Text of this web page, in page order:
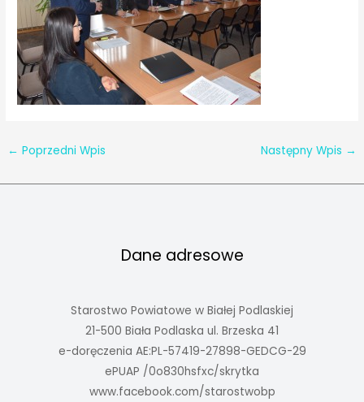
← Poprzedni Wpis Następny Wpis →
Dane adresowe
Starostwo Powiatowe w Białej Podlaskiej
21-500 Biała Podlaska ul. Brzeska 41
e-doręczenia AE:PL-57419-27898-GEDCG-29
ePUAP /0o830hsfxc/skrytka
www.facebook.com/starostwobp